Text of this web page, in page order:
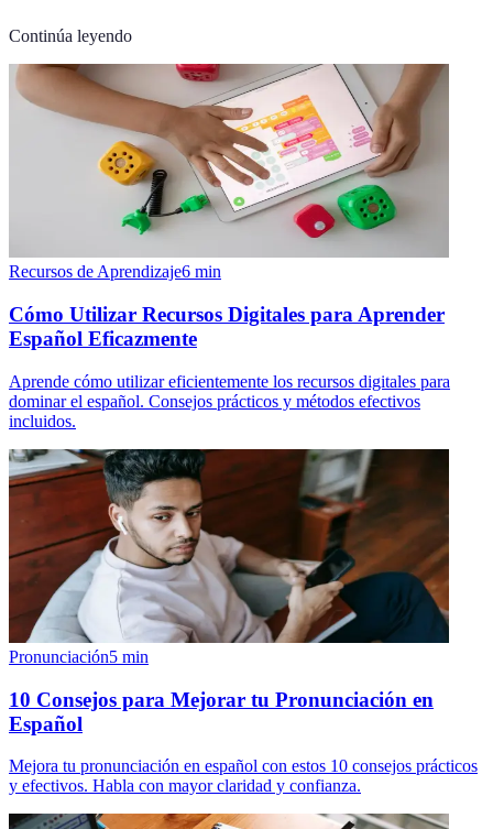
Continúa leyendo
Recursos de Aprendizaje6 min
Cómo Utilizar Recursos Digitales para Aprender
Español Eficazmente
Aprende cómo utilizar eficientemente los recursos digitales para
dominar el español. Consejos prácticos y métodos efectivos
incluidos.
Pronunciación5 min
10 Consejos para Mejorar tu Pronunciación en
Español
Mejora tu pronunciación en español con estos 10 consejos prácticos
y efectivos. Habla con mayor claridad y confianza.